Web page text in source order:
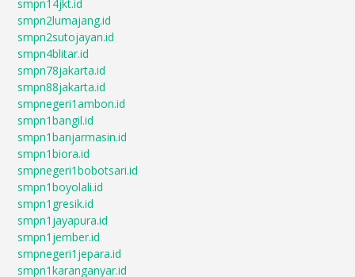
smpn14jkt.id
smpn2lumajang.id
smpn2sutojayan.id
smpn4blitar.id
smpn78jakarta.id
smpn88jakarta.id
smpnegeri1ambon.id
smpn1bangil.id
smpn1banjarmasin.id
smpn1biora.id
smpnegeri1bobotsari.id
smpn1boyolali.id
smpn1gresik.id
smpn1jayapura.id
smpn1jember.id
smpnegeri1jepara.id
smpn1karanganyar.id